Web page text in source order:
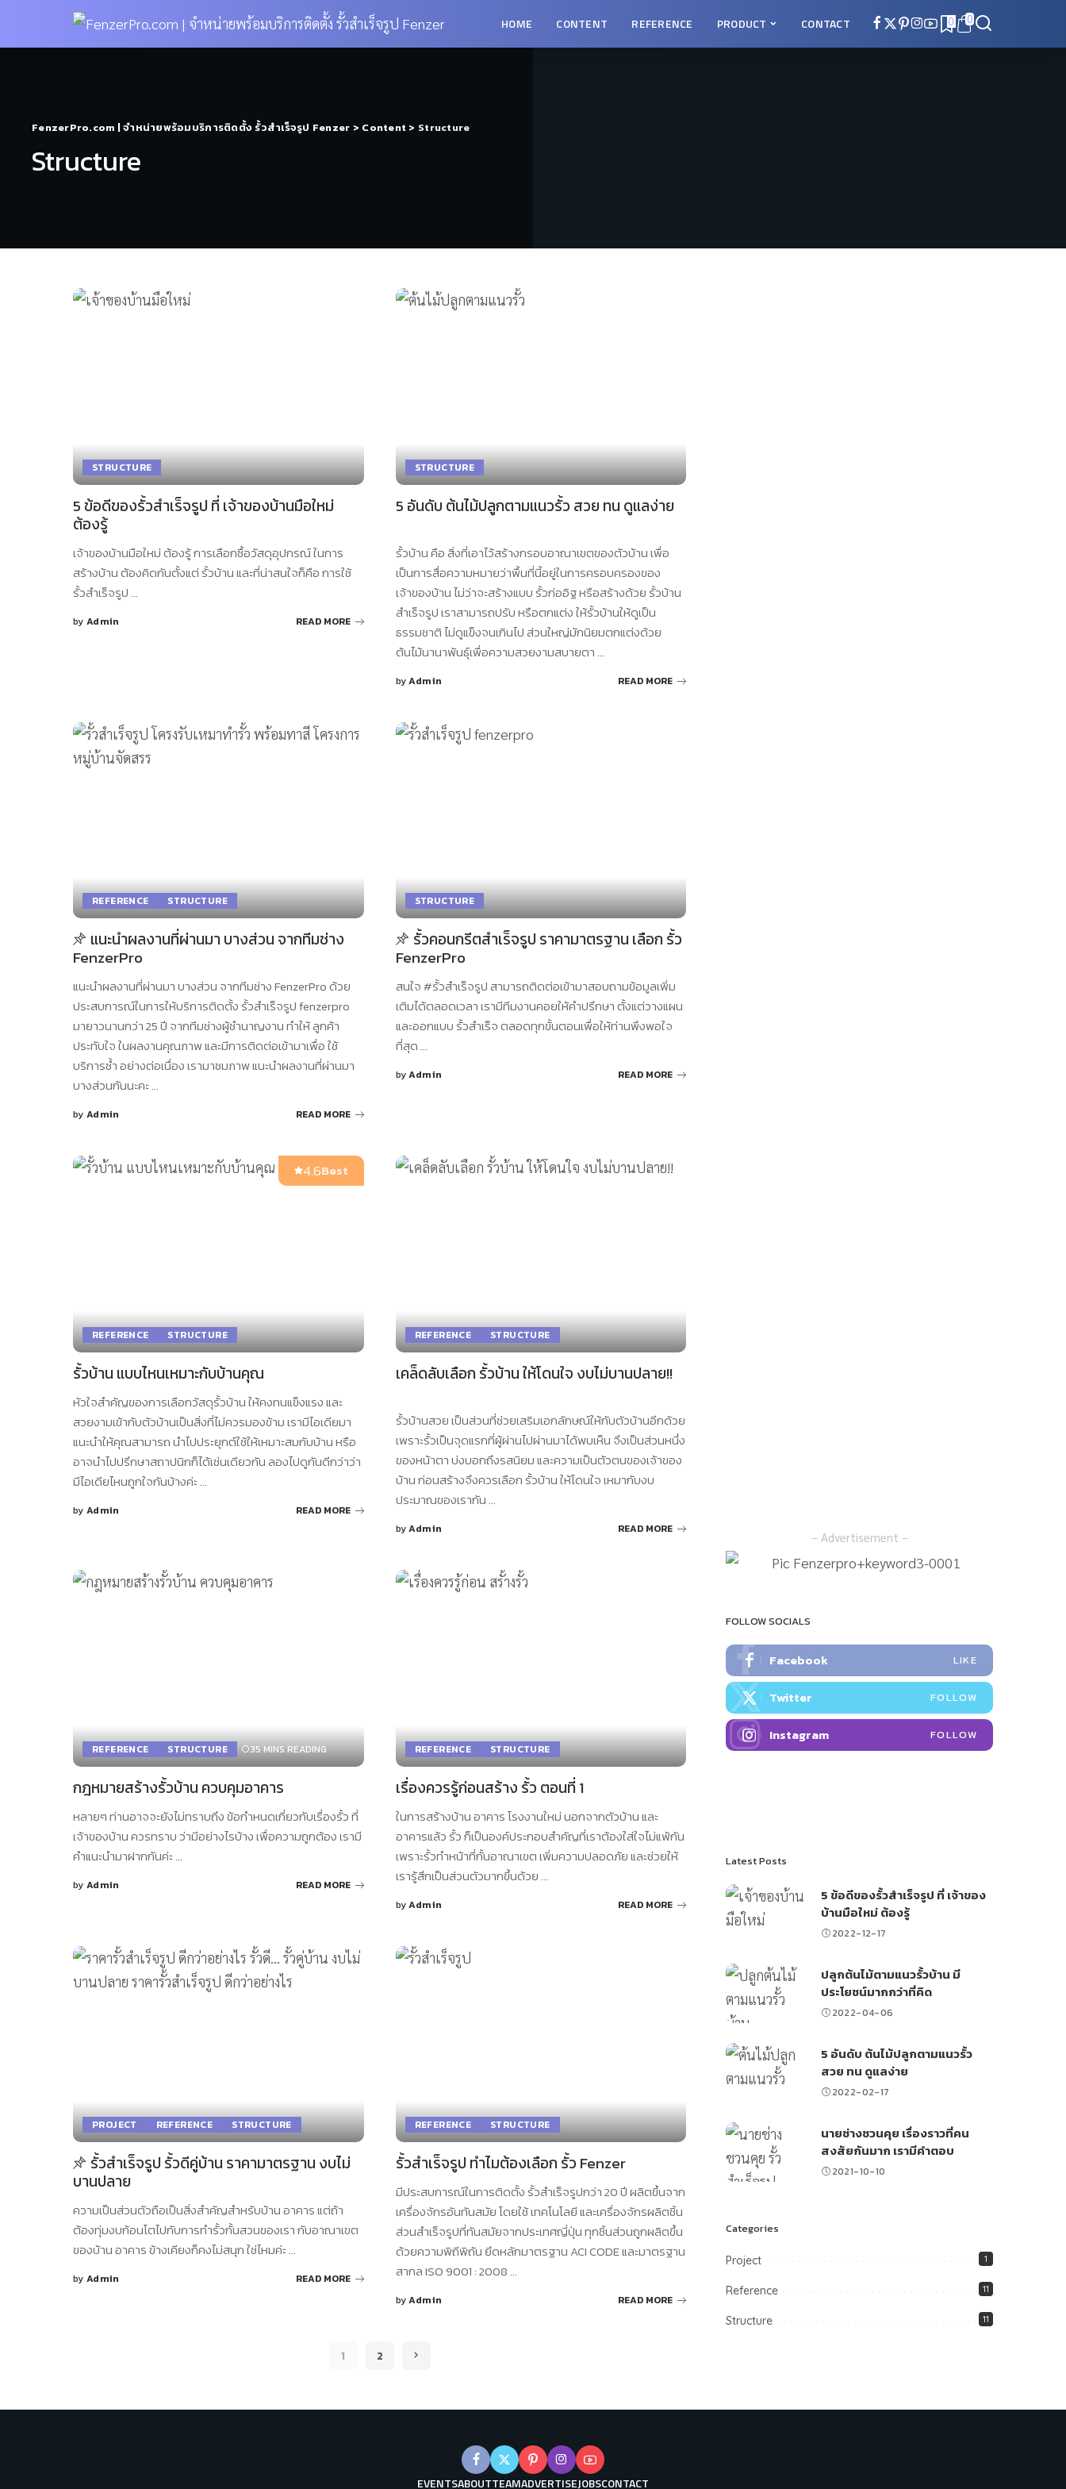
HOME CONTENT REFERENCE PRODUCT CONTACT 0 0
FenzerPro.com | จำหน่ายพร้อมบริการติดตั้ง รั้วสำเร็จรูป Fenzer > Content > Structure
Structure
STRUCTURE
5 ข้อดีของรั้วสำเร็จรูป ที่ เจ้าของบ้านมือใหม่
ต้องรู้
เจ้าของบ้านมือใหม่ ต้องรู้ การเลือกซื้อวัสดุอุปกรณ์ ในการ
สร้างบ้าน ต้องคิดกันตั้งแต่ รั้วบ้าน และที่น่าสนใจก็คือ การใช้
รั้วสำเร็จรูป...
Posted
by Admin READ MORE
STRUCTURE
5 อันดับ ต้นไม้ปลูกตามแนวรั้ว สวย ทน ดูแลง่าย
รั้วบ้าน คือ สิ่งที่เอาไว้สร้างกรอบอาณาเขตของตัวบ้าน เพื่อ
เป็นการสื่อความหมายว่าพื้นที่นี้อยู่ในการครอบครองของ
เจ้าของบ้าน ไม่ว่าจะสร้างแบบ รั้วก่ออิฐ หรือสร้างด้วย รั้วบ้าน
สำเร็จรูป เราสามารถปรับ หรือตกแต่ง ให้รั้วบ้านให้ดูเป็น
ธรรมชาติ ไม่ดูแข็งจนเกินไป ส่วนใหญ่มักนิยมตกแต่งด้วย
ต้นไม้นานาพันธุ์เพื่อความสวยงามสบายตา...
Posted
byAdmin READ MORE
REFERENCE STRUCTURE
แนะนำผลงานที่ผ่านมา บางส่วน จากทีมช่าง
FenzerPro
แนะนำผลงานที่ผ่านมา บางส่วน จากทีมช่าง FenzerPro ด้วย
ประสบการณ์ในการให้บริการติดตั้ง รั้วสำเร็จรูป fenzerpro
มายาวนานกว่า 25 ปี จากทีมช่างผู้ชำนาญงาน ทำให้ ลูกค้า
ประทับใจ ในผลงานคุณภาพ และมีการติดต่อเข้ามาเพื่อ ใช้
บริการซ้ำ อย่างต่อเนื่อง เรามาชมภาพ แนะนำผลงานที่ผ่านมา
บางส่วนกันนะคะ...
Posted
by Admin READ MORE
STRUCTURE
รั้วคอนกรีตสำเร็จรูป ราคามาตรฐาน เลือก รั้ว
FenzerPro
สนใจ #รั้วสำเร็จรูป สามารถติดต่อเข้ามาสอบถามข้อมูลเพิ่ม
เติมได้ตลอดเวลา เรามีทีมงานคอยให้คำปรึกษา ตั้งแต่วางแผน
และออกแบบ รั้วสำเร็จ ตลอดทุกขั้นตอนเพื่อให้ท่านพึงพอใจ
ที่สุด...
Posted
byAdmin READ MORE
REFERENCE STRUCTURE
4.6Best
รั้วบ้าน แบบไหนเหมาะกับบ้านคุณ
หัวใจสำคัญของการเลือกวัสดุรั้วบ้าน ให้คงทนแข็งแรง และ
สวยงามเข้ากับตัวบ้านเป็นสิ่งที่ไม่ควรมองข้าม เรามีไอเดียมา
แนะนำให้คุณสามารถ นำไปประยุกต์ใช้ให้เหมาะสมกับบ้าน หรือ
อาจนำไปปรึกษาสถาปนิกก็ได้เช่นเดียวกัน ลองไปดูกันดีกว่าว่า
มีไอเดียไหนถูกใจกันบ้างค่ะ...
Posted
by Admin READ MORE
REFERENCE STRUCTURE
เคล็ดลับเลือก รั้วบ้าน ให้โดนใจ งบไม่บานปลาย!!
รั้วบ้านสวย เป็นส่วนที่ช่วยเสริมเอกลักษณ์ให้กับตัวบ้านอีกด้วย
เพราะรั้วเป็นจุดแรกที่ผู้ผ่านไปผ่านมาได้พบเห็น จึงเป็นส่วนหนึ่ง
ของหน้าตา บ่งบอกถึงรสนิยม และความเป็นตัวตนของเจ้าของ
บ้าน ก่อนสร้างจึงควรเลือก รั้วบ้าน ให้โดนใจ เหมากับงบ
ประมาณของเรากัน...
Posted
byAdmin READ MORE
REFERENCE STRUCTURE 35 MINS READING
กฎหมายสร้างรั้วบ้าน ควบคุมอาคาร
หลายๆ ท่านอาจจะยังไม่ทราบถึง ข้อกำหนดเกี่ยวกับเรื่องรั้ว ที่
เจ้าของบ้าน ควรทราบ ว่ามีอย่างไรบ้าง เพื่อความถูกต้อง เรามี
คำแนะนำมาฝากกันค่ะ...
Posted
by Admin READ MORE
REFERENCE STRUCTURE
เรื่องควรรู้ก่อนสร้าง รั้ว ตอนที่ 1
ในการสร้างบ้าน อาคาร โรงงานใหม่ นอกจากตัวบ้าน และ
อาคารแล้ว รั้ว ก็เป็นองค์ประกอบสำคัญที่เราต้องใส่ใจไม่แพ้กัน
เพราะรั้วทำหน้าที่กั้นอาณาเขต เพิ่มความปลอดภัย และช่วยให้
เรารู้สึกเป็นส่วนตัวมากขึ้นด้วย...
Posted
byAdmin READ MORE
PROJECT REFERENCE STRUCTURE
รั้วสำเร็จรูป รั้วดีคู่บ้าน ราคามาตรฐาน งบไม่
บานปลาย
ความเป็นส่วนตัวถือเป็นสิ่งสำคัญสำหรับบ้าน อาคาร แต่ถ้า
ต้องทุ่มงบก้อนโตไปกับการทำรั้วกั้นสวนของเรา กับอาณาเขต
ของบ้าน อาคาร ข้างเคียงก็คงไม่สนุก ใช่ไหมค่ะ...
Posted
by Admin READ MORE
REFERENCE STRUCTURE
รั้วสำเร็จรูป ทำไมต้องเลือก รั้ว Fenzer
มีประสบการณ์ในการติดตั้ง รั้วสำเร็จรูปกว่า 20 ปี ผลิตขึ้นจาก
เครื่องจักรอันทันสมัย โดยใช้ เทคโนโลยี และเครื่องจักรผลิตชิ้น
ส่วนสำเร็จรูปที่ทันสมัยจากประเทศญี่ปุ่น ทุกชิ้นส่วนถูกผลิตขึ้น
ด้วยความพิถีพิถัน ยึดหลักมาตรฐาน ACI CODE และมาตรฐาน
สากล ISO 9001 : 2008...
Posted
byAdmin READ MORE
1 2
– Advertisement –
FOLLOW SOCIALS
Facebook LIKE
Twitter FOLLOW
Instagram FOLLOW
Latest Posts
5 ข้อดีของรั้วสำเร็จรูป ที่ เจ้าของ
บ้านมือใหม่ ต้องรู้
2022-12-17
ปลูกต้นไม้ตามแนวรั้วบ้าน มี
ประโยชน์มากกว่าที่คิด
2022-04-06
5 อันดับ ต้นไม้ปลูกตามแนวรั้ว
สวย ทน ดูแลง่าย
2022-02-17
นายช่างชวนคุย เรื่องราวที่คน
สงสัยกันมาก เรามีคำตอบ
2021-10-10
Categories
Project 1
Reference 11
Structure 11
EVENTSABOUTTEAMADVERTISEJOBSCONTACT